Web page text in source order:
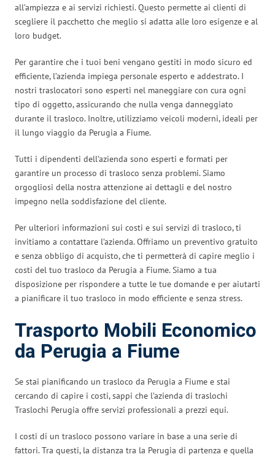
all’ampiezza e ai servizi richiesti. Questo permette ai clienti di
scegliere il pacchetto che meglio si adatta alle loro esigenze e al
loro budget.
Per garantire che i tuoi beni vengano gestiti in modo sicuro ed
efficiente, l’azienda impiega personale esperto e addestrato. I
nostri traslocatori sono esperti nel maneggiare con cura ogni
tipo di oggetto, assicurando che nulla venga danneggiato
durante il trasloco. Inoltre, utilizziamo veicoli moderni, ideali per
il lungo viaggio da Perugia a Fiume.
Tutti i dipendenti dell’azienda sono esperti e formati per
garantire un processo di trasloco senza problemi. Siamo
orgogliosi della nostra attenzione ai dettagli e del nostro
impegno nella soddisfazione del cliente.
Per ulteriori informazioni sui costi e sui servizi di trasloco, ti
invitiamo a contattare l’azienda. Offriamo un preventivo gratuito
e senza obbligo di acquisto, che ti permetterà di capire meglio i
costi del tuo trasloco da Perugia a Fiume. Siamo a tua
disposizione per rispondere a tutte le tue domande e per aiutarti
a pianificare il tuo trasloco in modo efficiente e senza stress.
Trasporto Mobili Economico
da Perugia a Fiume
Se stai pianificando un trasloco da Perugia a Fiume e stai
cercando di capire i costi, sappi che l’azienda di traslochi
Traslochi Perugia offre servizi professionali a prezzi equi.
I costi di un trasloco possono variare in base a una serie di
fattori. Tra questi, la distanza tra la Perugia di partenza e quella